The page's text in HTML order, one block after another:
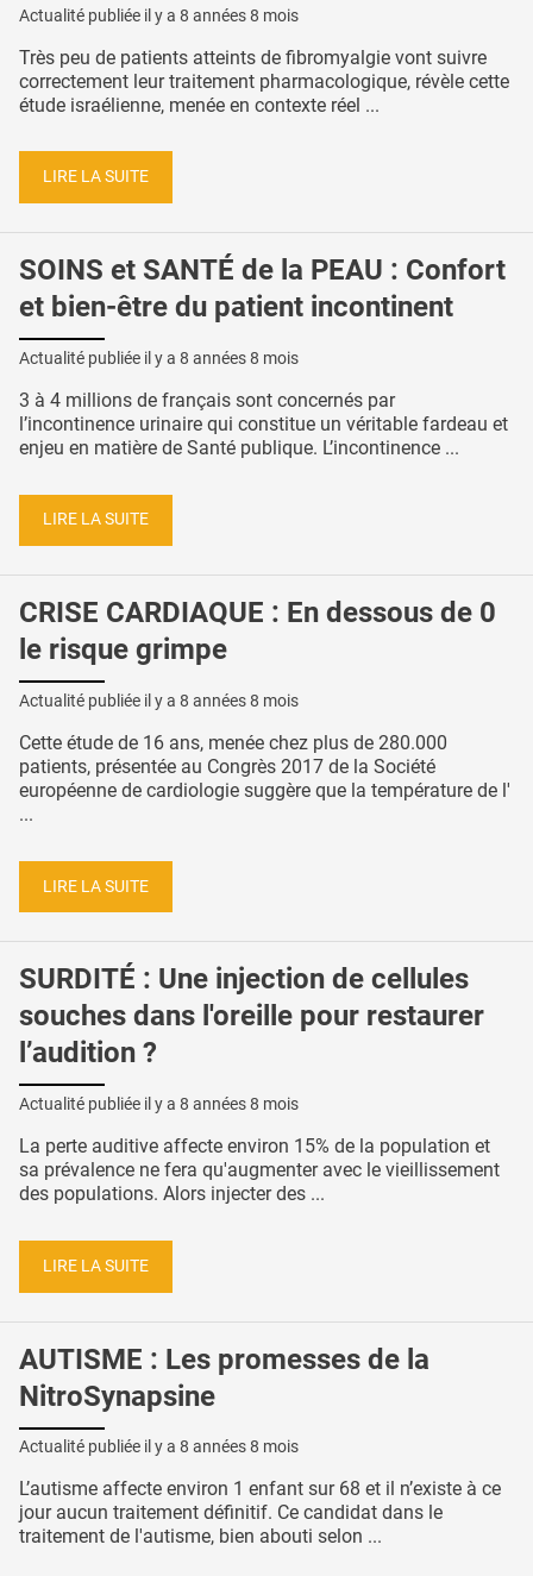
Actualité publiée il y a 8 années 8 mois
Très peu de patients atteints de fibromyalgie vont suivre
correctement leur traitement pharmacologique, révèle cette
étude israélienne, menée en contexte réel ...
LIRE LA SUITE
SOINS et SANTÉ de la PEAU : Confort
et bien-être du patient incontinent
Actualité publiée il y a 8 années 8 mois
3 à 4 millions de français sont concernés par
l’incontinence urinaire qui constitue un véritable fardeau et
enjeu en matière de Santé publique. L’incontinence ...
LIRE LA SUITE
CRISE CARDIAQUE : En dessous de 0
le risque grimpe
Actualité publiée il y a 8 années 8 mois
Cette étude de 16 ans, menée chez plus de 280.000
patients, présentée au Congrès 2017 de la Société
européenne de cardiologie suggère que la température de l'
...
LIRE LA SUITE
SURDITÉ : Une injection de cellules
souches dans l'oreille pour restaurer
l’audition ?
Actualité publiée il y a 8 années 8 mois
La perte auditive affecte environ 15% de la population et
sa prévalence ne fera qu'augmenter avec le vieillissement
des populations. Alors injecter des ...
LIRE LA SUITE
AUTISME : Les promesses de la
NitroSynapsine
Actualité publiée il y a 8 années 8 mois
L’autisme affecte environ 1 enfant sur 68 et il n’existe à ce
jour aucun traitement définitif. Ce candidat dans le
traitement de l'autisme, bien abouti selon ...